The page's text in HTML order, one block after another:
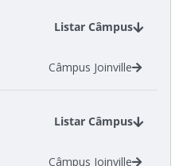
Listar Câmpus
Câmpus Joinville
Listar Câmpus
Câmpus Joinville